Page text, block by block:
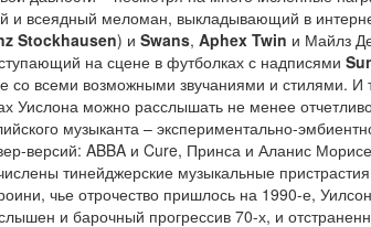
и всеядный меломан, выкладывающий в
Stockhausen) и Swans, Aphex Twin и Майлз
на сцене в футболках с надписями
со всеми возможными звучаниями и стилями.
Уислона можно расслышать не менее
музыканта – экспериментально-
версий: ABBA и Cure, Принса и Аланис
тинейджерские музыкальные
чье отрочество пришлось на 1990-е,
и барочный прогрессив 70-х, и